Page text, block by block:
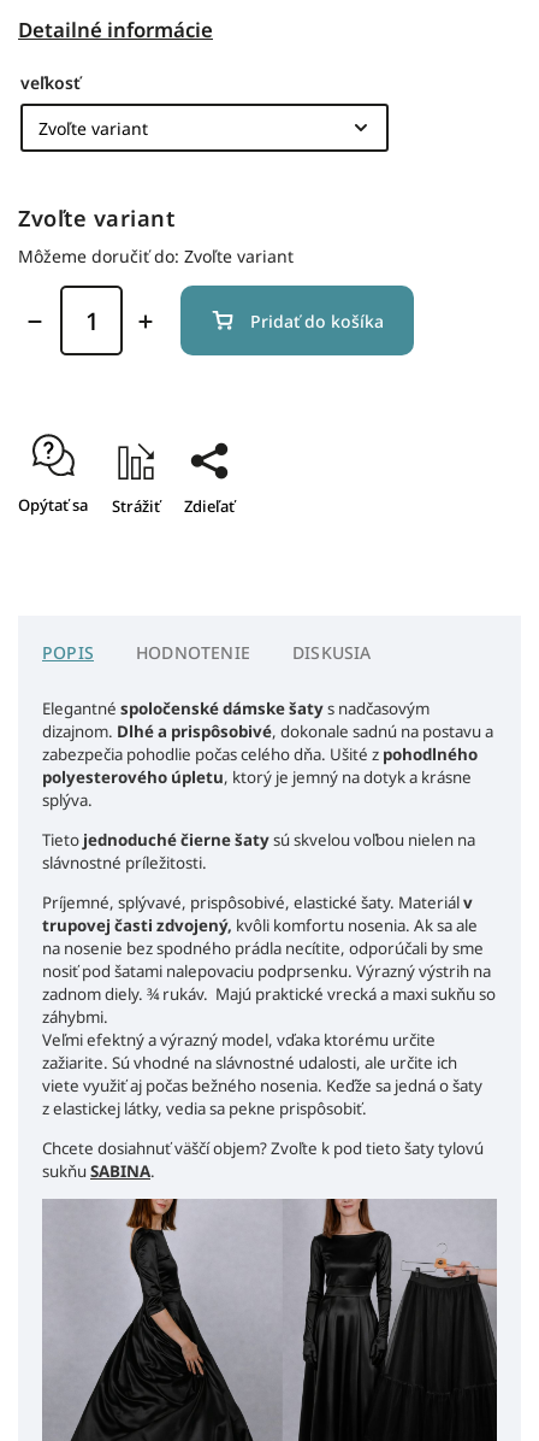
Detailné informácie
veľkosť
Zvoľte variant
Môžeme doručiť do: Zvoľte variant
Pridať do košíka
Opýtať sa Strážiť Zdieľať
POPIS HODNOTENIE DISKUSIA
Elegantné spoločenské dámske šatys nadčasovým
dizajnom. Dlhé a prispôsobivé, dokonale sadnú na postavu a
zabezpečia pohodlie počas celého dňa. Ušité z pohodlného
polyesterového úpletu, ktorý je jemný na dotyk a krásne
splýva.
Tieto jednoduché čierne šatysú skvelou voľbou nielen na
slávnostné príležitosti.
Príjemné, splývavé, prispôsobivé, elastické šaty. Materiálv
trupovej časti zdvojený, kvôli komfortu nosenia. Ak sa ale
na nosenie bez spodného prádla necítite, odporúčali by sme
nosiť pod šatami nalepovaciu podprsenku. Výrazný výstrih na
zadnom diely. ¾ rukáv. Majú praktické vrecká a maxi sukňu so
záhybmi.
Veľmi efektný a výrazný model, vďaka ktorému určite
zažiarite. Sú vhodné na slávnostné udalosti, ale určite ich
viete využiť aj počas bežného nosenia. Keďže sa jedná o šaty
z elastickej látky, vedia sa pekne prispôsobiť.
Chcete dosiahnuť väščí objem? Zvoľte k pod tieto šaty tylovú
sukňu SABINA.